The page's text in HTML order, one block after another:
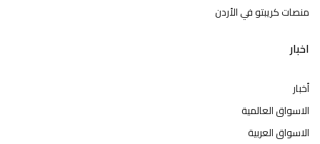
منصات كريبتو في الأردن
اخبار
أخبار
الاسواق العالمية
الاسواق العربية